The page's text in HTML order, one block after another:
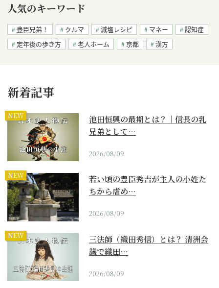
人気のキーワード
豊臣兄弟！ クルマ 減塩レシピ マネー
認知症
定年後の歩き方
老人ホーム 京都 漢方
新着記事
NEW
池田恒興の最期とは？｜信長の乳
兄弟として…
2026/08/09
NEW
若い頃の豊臣秀吉が主人の小姓た
ちから虐め…
2026/08/09
NEW
三法師（織田秀信）とは？ 清洲会
議で織田…
2026/08/09